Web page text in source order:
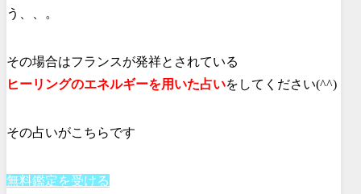
う、、。
その場合はフランスが発祥とされている
ヒーリングのエネルギーを用いた占いをしてください(^^)
その占いがこちらです
無料鑑定を受ける